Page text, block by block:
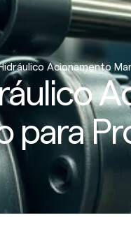
Acionamento
para